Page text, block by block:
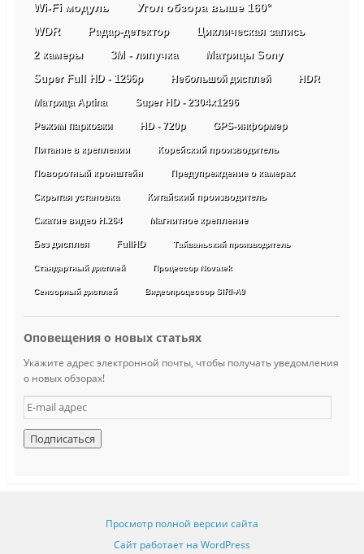
Wi-Fi модуль
Угол обзора выше 160°
WDR
Радар-детектор
Циклическая запись
2 камеры
3М - липучка Матрицы Sony
Super Full HD - 1296p Небольшой дисплей HDR
Матрица Aptina Super HD - 2304х1296
Режим парковки HD - 720p GPS-информер
Питание в креплении Корейский производитель
Поворотный кронштейн Предупреждение о камерах
Скрытая установка Китайский производитель
Сжатие видео H.264 Магнитное крепление
Без дисплея FullHD Тайваньский производитель
Стандартный дисплей Процессор Novatek
Сенсорный дисплей Видеопроцессор SIRI-A9
Оповещения о новых статьях
Укажите адрес электронной почты, чтобы получать уведомления
о новых обзорах!
E
-
m
a
Просмотр полной версии сайта
Сайт работает на WordPress